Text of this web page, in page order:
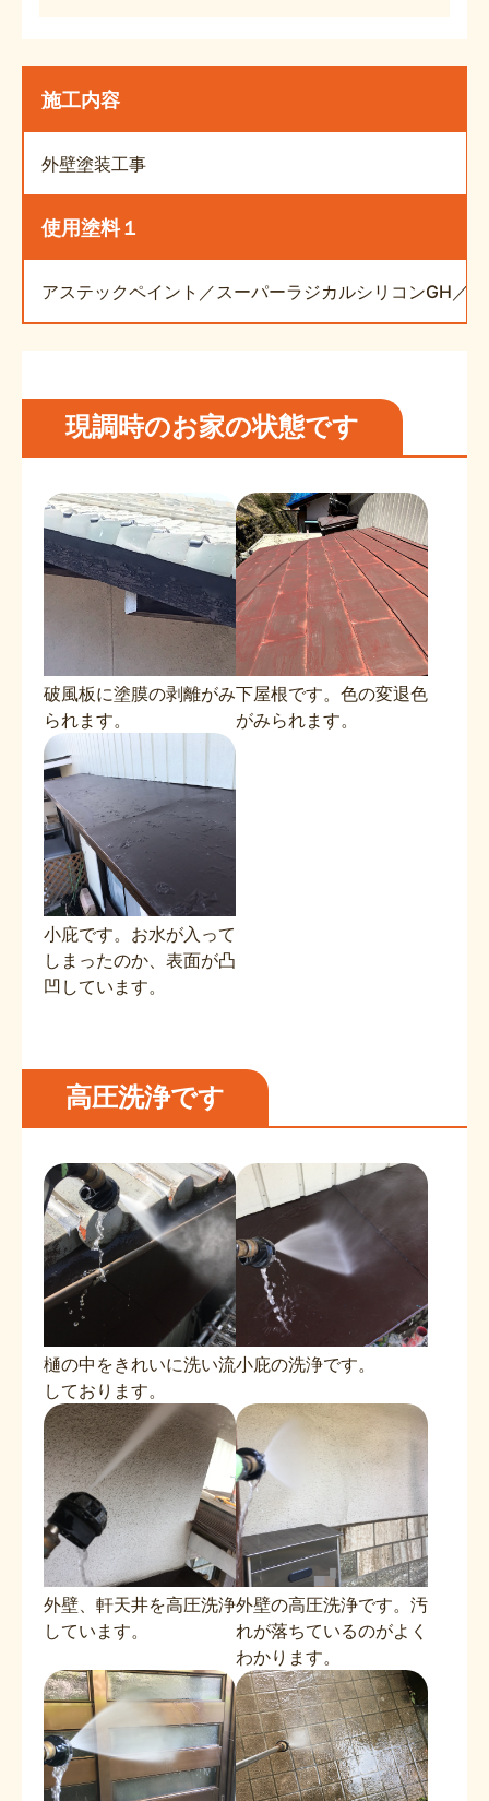
施工内容
外壁塗装工事
使用塗料１
アステックペイント／スーパーラジカルシリコンGH／
現調時のお家の状態です
破風板に塗膜の剥離がみ
られます。
下屋根です。色の変退色
がみられます。
小庇です。お水が入って
しまったのか、表面が凸
凹しています。
高圧洗浄です
樋の中をきれいに洗い流
しております。
小庇の洗浄です。
外壁、軒天井を高圧洗浄
しています。
外壁の高圧洗浄です。汚
れが落ちているのがよく
わかります。